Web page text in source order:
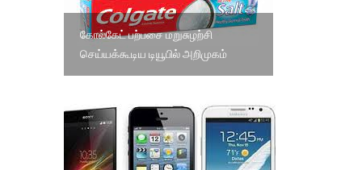
கோல்கேட் பற்பசை மறுசுழற்சி
செய்யக்கூடிய டியூபில் அறிமுகம்